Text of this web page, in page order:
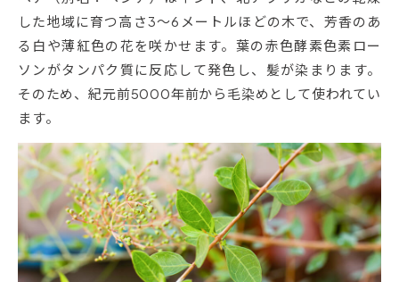
した地域に育つ高さ3～6メートルほどの木で、芳香のあ
る白や薄紅色の花を咲かせます。葉の赤色酵素色素ロー
ソンがタンパク質に反応して発色し、髪が染まります。
そのため、紀元前5000年前から毛染めとして使われてい
ます。